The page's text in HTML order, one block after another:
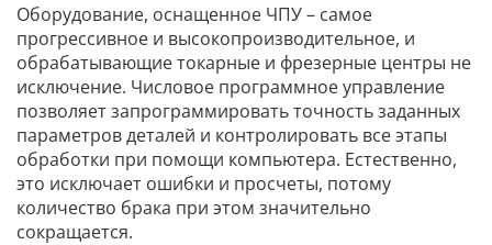
Оборудование, оснащенное ЧПУ – самое
прогрессивное и высокопроизводительное, и
обрабатывающие токарные и фрезерные центры не
исключение. Числовое программное управление
позволяет запрограммировать точность заданных
параметров деталей и контролировать все этапы
обработки при помощи компьютера. Естественно,
это исключает ошибки и просчеты, потому
количество брака при этом значительно
сокращается.